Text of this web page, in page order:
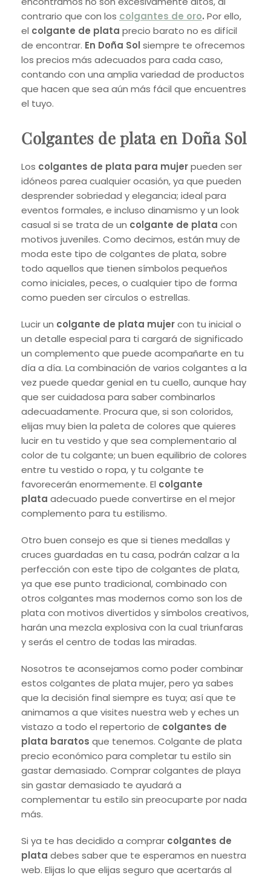
contrario que con los colgantes de oro.Por ello,
el colgante de plataprecio barato no es difícil
de encontrar. En Doña Sol siempre te ofrecemos
los precios más adecuados para cada caso,
contando con una amplia variedad de productos
que hacen que sea aún más fácil que encuentres
el tuyo.
Colgantes de plata en Doña Sol
Los colgantes de plata para mujerpueden ser
idóneos parea cualquier ocasión, ya que pueden
desprender sobriedad y elegancia; ideal para
eventos formales, e incluso dinamismo y un look
casual si se trata de un colgante de plata con
motivos juveniles. Como decimos, están muy de
moda este tipo de colgantes de plata, sobre
todo aquellos que tienen símbolos pequeños
como iniciales, peces, o cualquier tipo de forma
como pueden ser círculos o estrellas.
Lucir un colgante de plata mujercon tu inicial o
un detalle especial para ti cargará de significado
un complemento que puede acompañarte en tu
día a día. La combinación de varios colgantes a la
vez puede quedar genial en tu cuello, aunque hay
que ser cuidadosa para saber combinarlos
adecuadamente. Procura que, si son coloridos,
elijas muy bien la paleta de colores que quieres
lucir en tu vestido y que sea complementario al
color de tu colgante; un buen equilibrio de colores
entre tu vestido o ropa, y tu colgante te
favorecerán enormemente. El colgante
plataadecuado puede convertirse en el mejor
complemento para tu estilismo.
Otro buen consejo es que si tienes medallas y
cruces guardadas en tu casa, podrán calzar a la
perfección con este tipo de colgantes de plata,
ya que ese punto tradicional, combinado con
otros colgantes mas modernos como son los de
plata con motivos divertidos y símbolos creativos,
harán una mezcla explosiva con la cual triunfaras
y serás el centro de todas las miradas.
Nosotros te aconsejamos como poder combinar
estos colgantes de plata mujer, pero ya sabes
que la decisión final siempre es tuya; así que te
animamos a que visites nuestra web y eches un
vistazo a todo el repertorio de colgantes de
plata baratos que tenemos. Colgante de plata
precio económico para completar tu estilo sin
gastar demasiado. Comprar colgantes de playa
sin gastar demasiado te ayudará a
complementar tu estilo sin preocuparte por nada
más.
Si ya te has decidido a comprar colgantes de
platadebes saber que te esperamos en nuestra
web. Elijas lo que elijas seguro que acertarás al